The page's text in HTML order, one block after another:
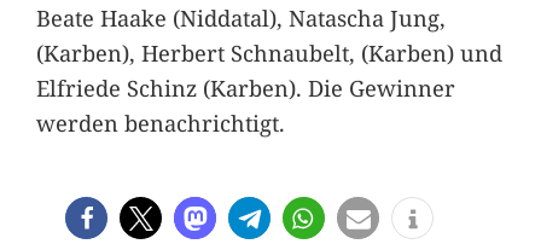
Beate Haake (Niddatal), Natascha Jung,
(Karben), Herbert Schnaubelt, (Karben) und
Elfriede Schinz (Karben). Die Gewinner
werden benachrichtigt.